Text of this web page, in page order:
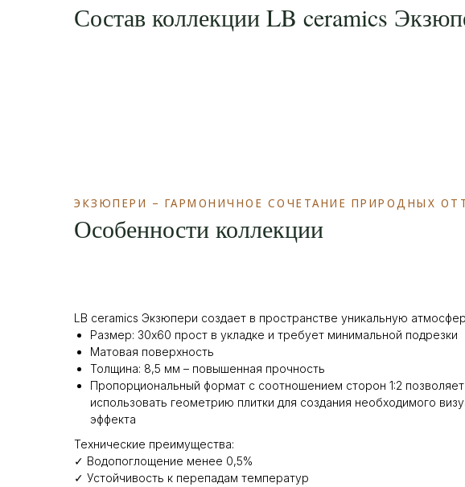
Состав коллекции LB ceramics
ЭКЗЮПЕРИ – ГАРМОНИЧНОЕ СОЧЕТАНИЕ ПРИРОДНЫХ
Особенности коллекции
LB ceramics Экзюпери создает в пространстве уникальную
Размер: 30x60 прост в укладке и требует минимальной подрезки
Матовая поверхность
Толщина: 8,5 мм – повышенная прочность
Пропорциональный формат с соотношением сторон 1:2 позволяет
использовать геометрию плитки для создания необходимого
эффекта
Технические преимущества:
✓ Водопоглощение менее 0,5%
✓ Устойчивость к перепадам температур